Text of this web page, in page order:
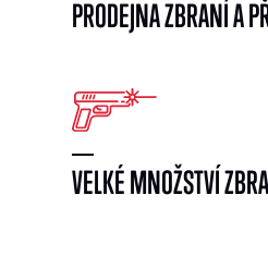
PRODEJNA ZBRANÍ A
VELKÉ MNOŽSTVÍ